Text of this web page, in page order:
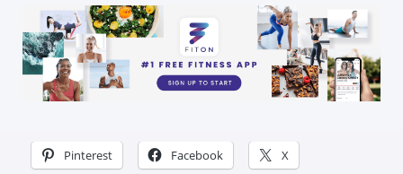
Pinterest Facebook X